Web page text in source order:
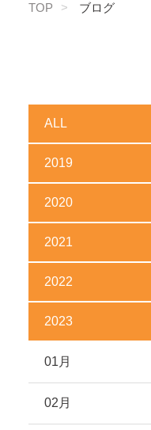
TOP ブログ
ALL
2019
2020
2021
2022
2023
01月
02月